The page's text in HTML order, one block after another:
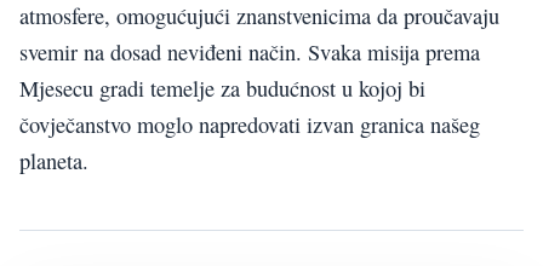
atmosfere, omogućujući znanstvenicima da proučavaju
svemir na dosad neviđeni način. Svaka misija prema
Mjesecu gradi temelje za budućnost u kojoj bi
čovječanstvo moglo napredovati izvan granica našeg
planeta.